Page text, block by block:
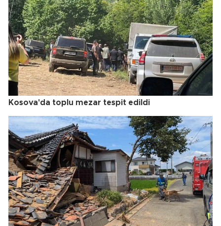
Kosova'da toplu mezar tespit edildi